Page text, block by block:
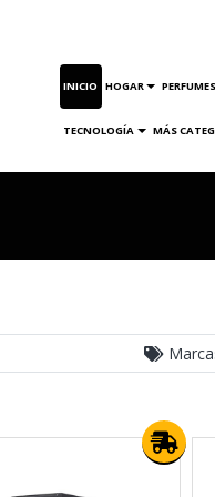
INICIO HOGAR
TECNOLOGÍA MÁS